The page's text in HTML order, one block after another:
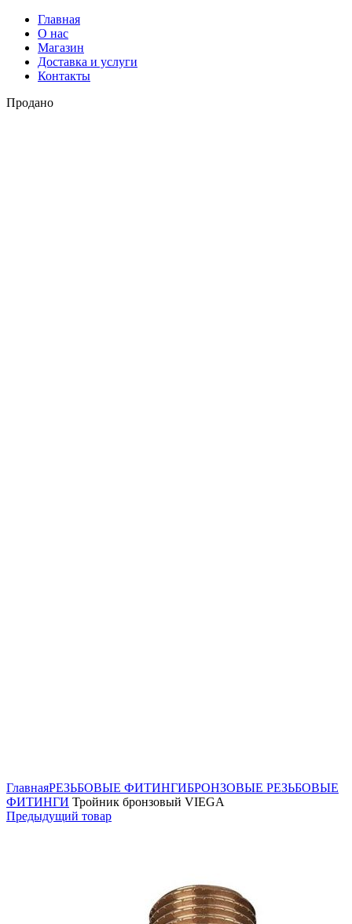
Главная
О нас
Магазин
Доставка и услуги
Контакты
Продано
ГлавнаяРЕЗЬБОВЫЕ ФИТИНГИБРОНЗОВЫЕ РЕЗЬБОВЫЕ
ФИТИНГИ Тройник бронзовый VIEGA
Предыдущий товар